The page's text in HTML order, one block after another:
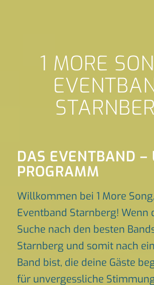
1 MORE
DAS EVENTBAND –
PROGRAMM
Willkommen bei 1 More
Eventband Starnberg! Wenn
Suche nach den besten
Starnberg und somit nach
Band bist, die deine Gäste
für unvergessliche